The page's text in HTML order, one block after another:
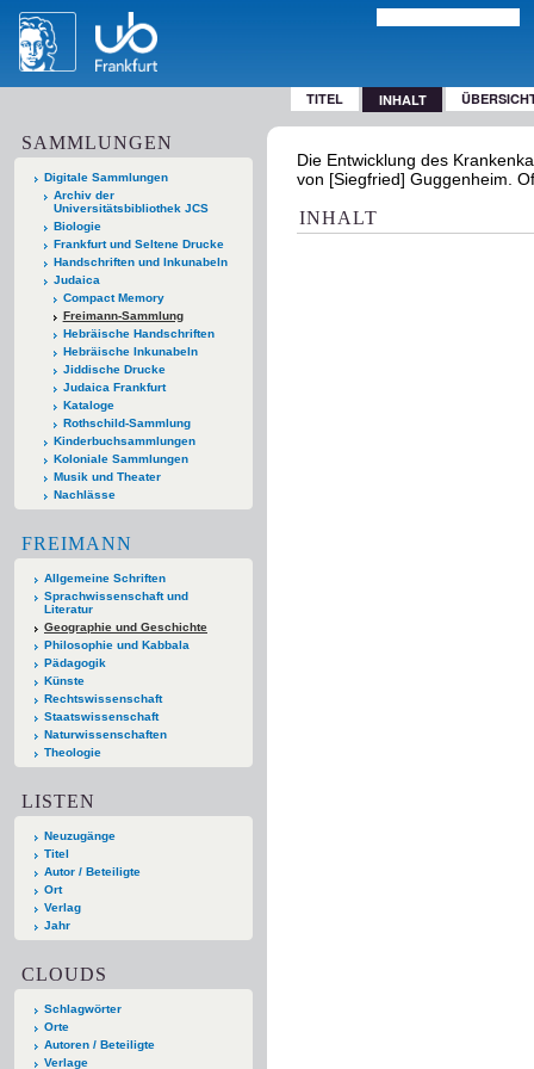
TITEL INHALT
SAMMLUNGEN
Digitale Sammlungen
Archiv der
Universitätsbibliothek JCS
Biologie
Frankfurt und Seltene Drucke
Handschriften und Inkunabeln
Judaica
Compact Memory
Freimann-Sammlung
Hebräische Handschriften
Hebräische Inkunabeln
Jiddische Drucke
Judaica Frankfurt
Kataloge
Rothschild-Sammlung
Kinderbuchsammlungen
Koloniale Sammlungen
Musik und Theater
Nachlässe
FREIMANN
Allgemeine Schriften
Sprachwissenschaft und
Literatur
Geographie und Geschichte
Philosophie und Kabbala
Pädagogik
Künste
Rechtswissenschaft
Staatswissenschaft
Naturwissenschaften
Theologie
LISTEN
Neuzugänge
Titel
Autor / Beteiligte
Ort
Verlag
Jahr
CLOUDS
Schlagwörter
Orte
Autoren / Beteiligte
Verlage
Die Entwicklung des
von [Siegfried] Guggenheim.
INHALT